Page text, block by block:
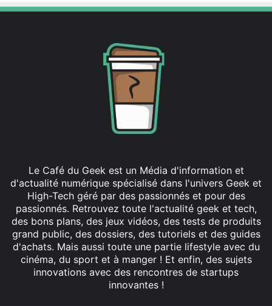
Le Café du Geek est un Média d'information et
d'actualité numérique spécialisé dans l'univers Geek et
High-Tech géré par des passionnés et pour des
passionnés. Retrouvez toute l'actualité geek et tech,
des bons plans, des jeux vidéos, des tests de produits
grand public, des dossiers, des tutoriels et des guides
d'achats. Mais aussi toute une partie lifestyle avec du
cinéma, du sport et à manger ! Et enfin, des sujets
innovations avec des rencontres de startups
innovantes !